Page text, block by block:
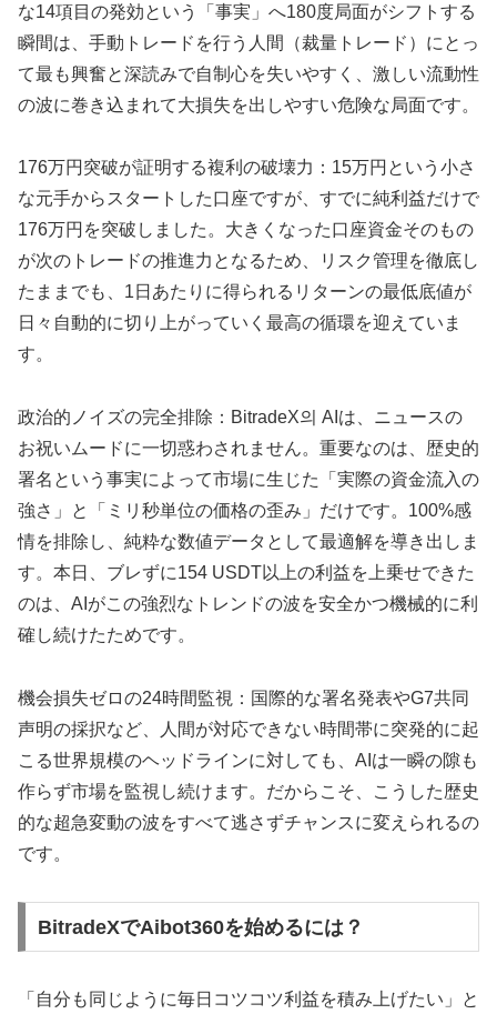
な14項目の発効という「事実」へ180度局面がシフトする
瞬間は、手動トレードを行う人間（裁量トレード）にとっ
て最も興奮と深読みで自制心を失いやすく、激しい流動性
の波に巻き込まれて大損失を出しやすい危険な局面です。
176万円突破が証明する複利の破壊力：15万円という小さ
な元手からスタートした口座ですが、すでに純利益だけで
176万円を突破しました。大きくなった口座資金そのもの
が次のトレードの推進力となるため、リスク管理を徹底し
たままでも、1日あたりに得られるリターンの最低底値が
日々自動的に切り上がっていく最高の循環を迎えていま
す。
政治的ノイズの完全排除：BitradeX의 AIは、ニュースの
お祝いムードに一切惑わされません。重要なのは、歴史的
署名という事実によって市場に生じた「実際の資金流入の
強さ」と「ミリ秒単位の価格の歪み」だけです。100%感
情を排除し、純粋な数値データとして最適解を導き出しま
す。本日、ブレずに154 USDT以上の利益を上乗せできた
のは、AIがこの強烈なトレンドの波を安全かつ機械的に利
確し続けたためです。
機会損失ゼロの24時間監視：国際的な署名発表やG7共同
声明の採択など、人間が対応できない時間帯に突発的に起
こる世界規模のヘッドラインに対しても、AIは一瞬の隙も
作らず市場を監視し続けます。だからこそ、こうした歴史
的な超急変動の波をすべて逃さずチャンスに変えられるの
です。
BitradeXでAibot360を始めるには？
「自分も同じように毎日コツコツ利益を積み上げたい」と